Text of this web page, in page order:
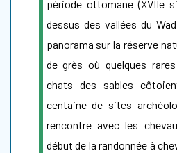
période ottomane (XVIIe
dessus des vallées du
panorama sur la réserve
de grès où quelques
chats des sables
centaine de sites
rencontre avec les
début de la randonnée à